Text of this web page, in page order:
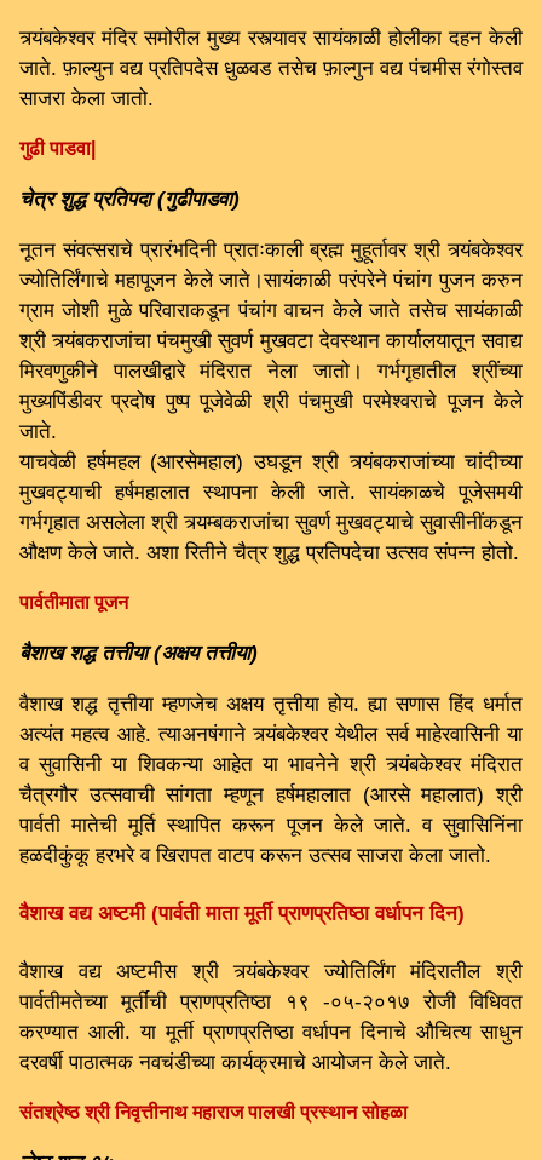
त्र्यंबकेश्वर मंदिर समोरील मुख्य रस्त्यावर सायंकाळी होलीका दहन केली
जाते. फ़ाल्युन वद्य प्रतिपदेस धुळवड तसेच फ़ाल्गुन वद्य पंचमीस रंगोस्तव
साजरा केला जातो.
गुढी पाडवा|
चेत्र शुद्ध प्रतिपदा (गुढीपाडवा)
नूतन संवत्सराचे प्रारंभदिनी प्रातःकाली ब्रह्म मुहूर्तावर श्री त्र्यंबकेश्वर
ज्योतिर्लिंगाचे महापूजन केले जाते।सायंकाळी परंपरेने पंचांग पुजन करुन
ग्राम जोशी मुळे परिवाराकडून पंचांग वाचन केले जाते तसेच सायंकाळी
श्री त्र्यंबकराजांचा पंचमुखी सुवर्ण मुखवटा देवस्थान कार्यालयातून सवाद्य
मिरवणुकीने पालखीद्वारे मंदिरात नेला जातो। गर्भगृहातील श्रींच्या
मुख्यपिंडीवर प्रदोष पुष्प पूजेवेळी श्री पंचमुखी परमेश्वराचे पूजन केले
जाते.
याचवेळी हर्षमहल (आरसेमहाल) उघडून श्री त्र्यंबकराजांच्या चांदीच्या
मुखवट्याची हर्षमहालात स्थापना केली जाते. सायंकाळचे पूजेसमयी
गर्भगृहात असलेला श्री त्र्यम्बकराजांचा सुवर्ण मुखवट्याचे सुवासीनींकडून
औक्षण केले जाते. अशा रितीने चैत्र शुद्ध प्रतिपदेचा उत्सव संपन्न होतो.
पार्वतीमाता पूजन
बैशाख शद्ध तत्तीया (अक्षय तत्तीया)
वैशाख शद्ध तृत्तीया म्हणजेच अक्षय तृत्तीया होय. ह्या सणास हिंद धर्मात
अत्यंत महत्व आहे. त्याअनषंगाने त्र्यंबकेश्वर येथील सर्व माहेरवासिनी या
व सुवासिनी या शिवकन्या आहेत या भावनेने श्री त्र्यंबकेश्वर मंदिरात
चैत्रगौर उत्सवाची सांगता म्हणून हर्षमहालात (आरसे महालात) श्री
पार्वती मातेची मूर्ति स्थापित करून पूजन केले जाते. व सुवासिनिंना
हळदीकुंकू हरभरे व खिरापत वाटप करून उत्सव साजरा केला जातो.
वैशाख वद्य अष्टमी (पार्वती माता मूर्ती प्राणप्रतिष्ठा वर्धापन दिन)
वैशाख वद्य अष्टमीस श्री त्र्यंबकेश्वर ज्योतिर्लिंग मंदिरातील श्री
पार्वतीमतेच्या मूर्तींची प्राणप्रतिष्ठा १९ -०५-२०१७ रोजी विधिवत
करण्यात आली. या मूर्ती प्राणप्रतिष्ठा वर्धापन दिनाचे औचित्य साधुन
दरवर्षी पाठात्मक नवचंडीच्या कार्यक्रमाचे आयोजन केले जाते.
संतश्रेष्ठ श्री निवृत्तीनाथ महाराज पालखी प्रस्थान सोहळा